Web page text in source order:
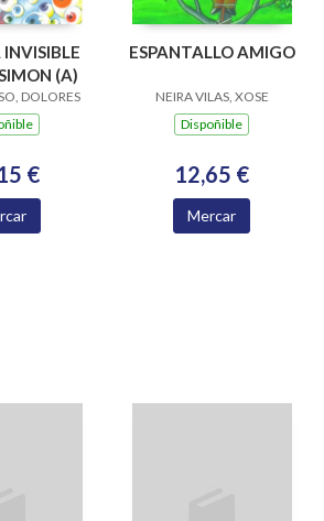
(A)
DOLORES
€
ESPANTALLO AMIGO
NEIRA VILAS, XOSE
Dispoñible
12,65 €
Mercar